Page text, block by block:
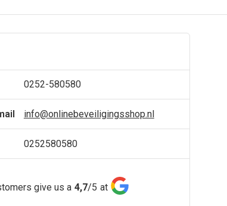
0252-580580
info@onlinebeveiligingsshop.nl
0252580580
give us a 4,7/5 at